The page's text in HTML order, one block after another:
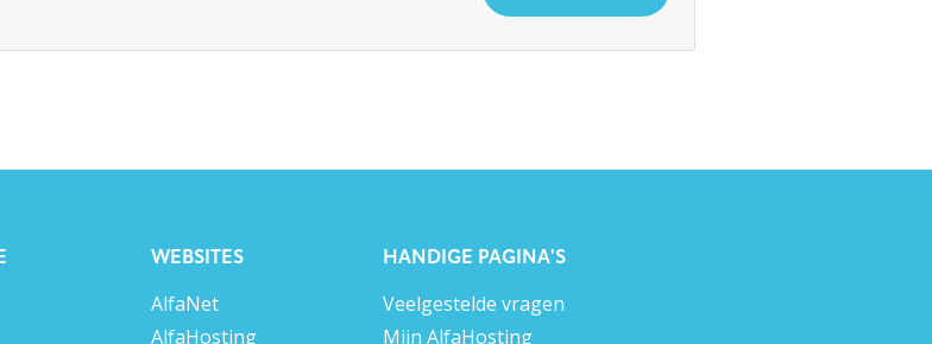
WEBSITES
AlfaNet
AlfaHosting
HANDIGE PAGINA'S
Veelgestelde vragen
Mijn AlfaHosting